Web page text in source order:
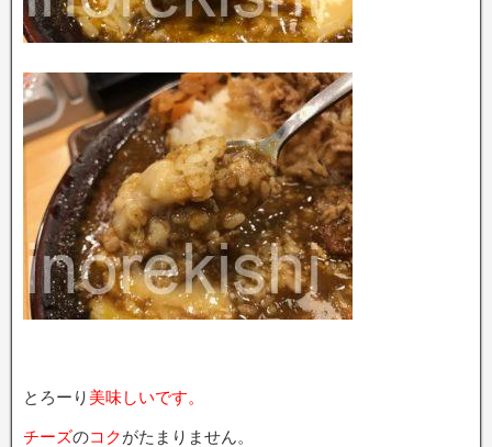
とろーり 美味しいです。
チーズのコクがたまりません。